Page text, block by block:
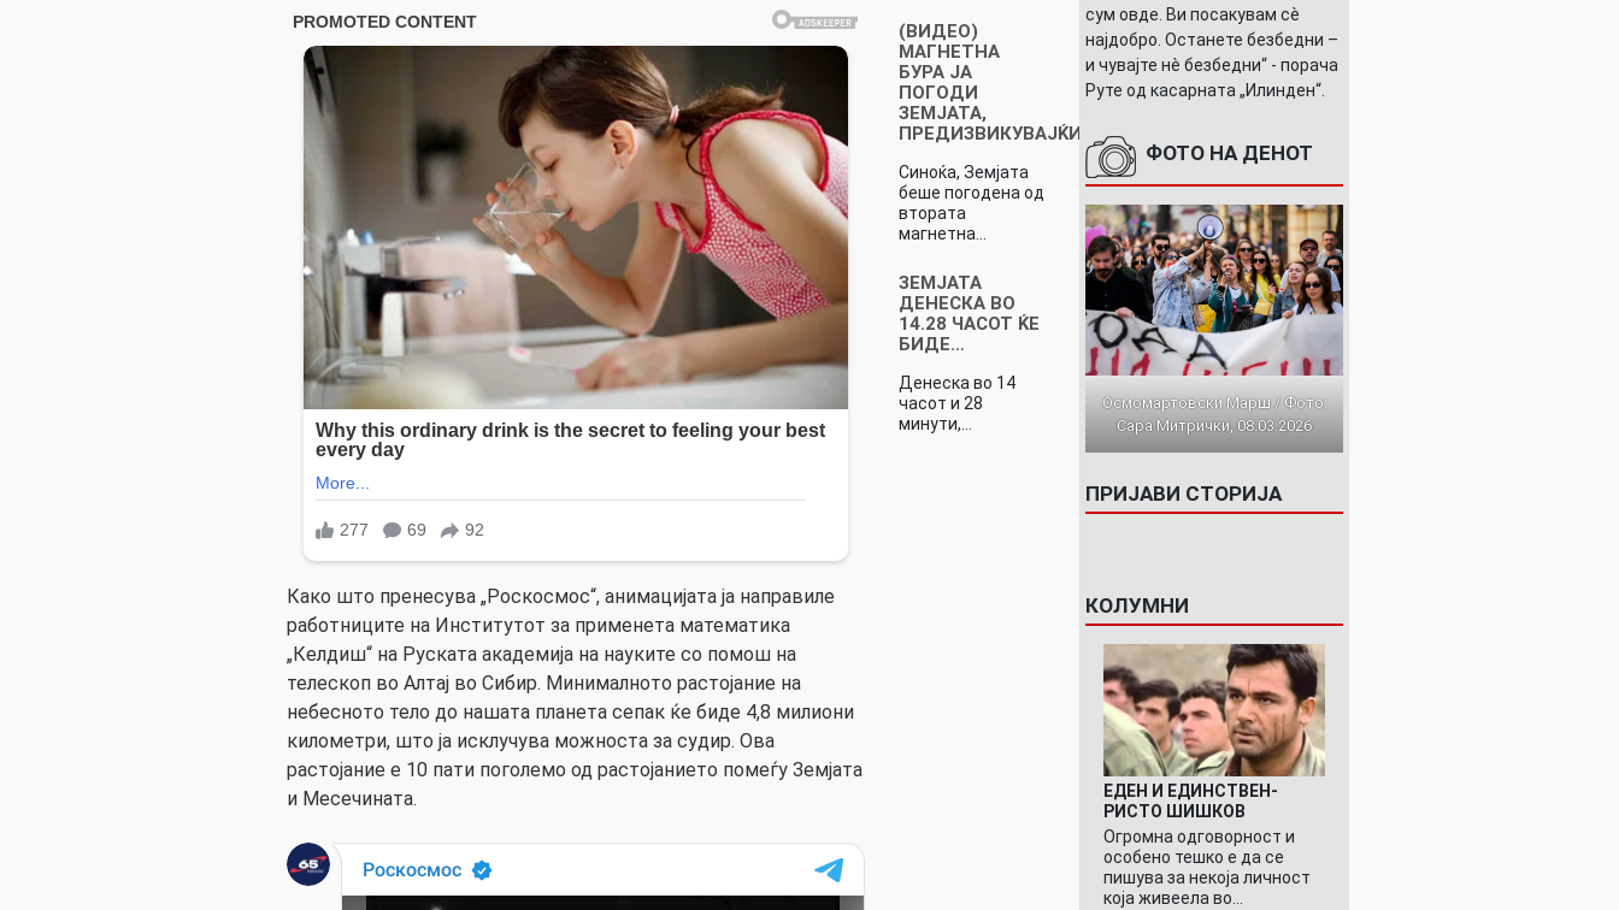
Како што пренесува „Роскосмос“, анимацијата ја направиле
работниците на Институтот за применета математика
„Келдиш“ на Руската академија на науките со помош на
телескоп во Алтај во Сибир. Минималното растојание на
небесното тело до нашата планета сепак ќе биде 4,8 милиони
километри, што ја исклучува можноста за судир. Ова
растојание е 10 пати поголемо од растојанието помеѓу Земјата
и Месечината.
(ВИДЕО)
МАГНЕТНА
БУРА ЈА
ПОГОДИ
ЗЕМЈАТА,
ПРЕДИЗВИКУВАЈЌИ…
Синоќа, Земјата
беше погодена од
втората
магнетна…
ЗЕМЈАТА
ДЕНЕСКА ВО
14.28 ЧАСОТ ЌЕ
БИДЕ…
Денеска во 14
часот и 28
минути,…
сум овде. Ви посакувам сè
најдобро. Останете безбедни –
и чувајте нè безбедни“ - порача
Руте од касарната „Илинден“.
ФОТО НА ДЕНОТ
Осмомартовски Марш / Фото:
Сара Митрички, 08.03.2026
ПРИЈАВИ СТОРИЈА
КОЛУМНИ
ЕДЕН И ЕДИНСТВЕН-
РИСТО ШИШКОВ
Огромна одговорност и
особено тешко е да се
пишува за некоја личност
која живеела во…